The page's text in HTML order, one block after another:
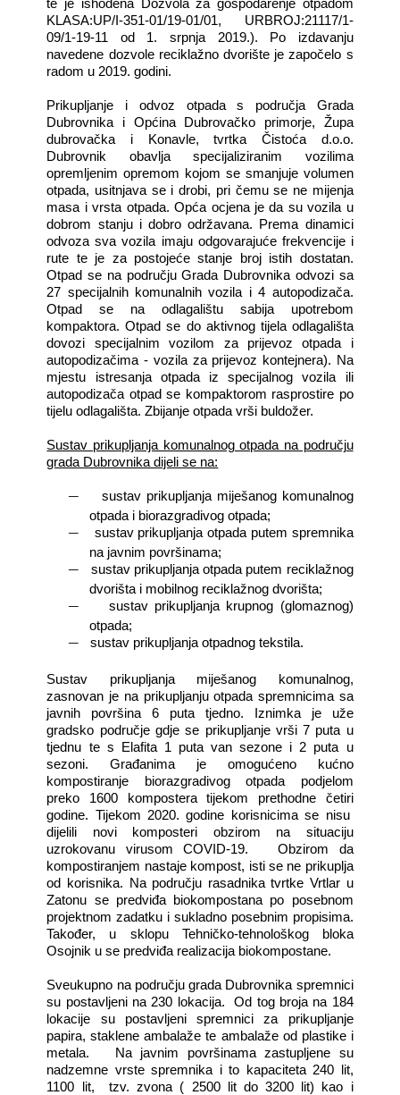
te je ishođena Dozvola za gospodarenje otpadom
KLASA:UP/I-351-01/19-01/01, URBROJ:21117/1-
09/1-19-11 od 1. srpnja 2019.). Po izdavanju
navedene dozvole reciklažno dvorište je započelo s
radom u 2019. godini.
Prikupljanje i odvoz otpada s područja Grada
Dubrovnika i Općina Dubrovačko primorje, Župa
dubrovačka i Konavle, tvrtka Čistoća d.o.o.
Dubrovnik obavlja specijaliziranim vozilima
opremljenim opremom kojom se smanjuje volumen
otpada, usitnjava se i drobi, pri čemu se ne mijenja
masa i vrsta otpada. Opća ocjena je da su vozila u
dobrom stanju i dobro održavana. Prema dinamici
odvoza sva vozila imaju odgovarajuće frekvencije i
rute te je za postojeće stanje broj istih dostatan.
Otpad se na području Grada Dubrovnika odvozi sa
27 specijalnih komunalnih vozila i 4 autopodizača.
Otpad se na odlagalištu sabija upotrebom
kompaktora. Otpad se do aktivnog tijela odlagališta
dovozi specijalnim vozilom za prijevoz otpada i
autopodizačima - vozila za prijevoz kontejnera). Na
mjestu istresanja otpada iz specijalnog vozila ili
autopodizača otpad se kompaktorom rasprostire po
tijelu odlagališta. Zbijanje otpada vrši buldožer.
Sustav prikupljanja komunalnog otpada na području
grada Dubrovnika dijeli se na:
―
sustav prikupljanja miješanog komunalnog
otpada i biorazgradivog otpada;
―
sustav prikupljanja otpada putem spremnika
na javnim površinama;
―
sustav prikupljanja otpada putem reciklažnog
dvorišta i mobilnog reciklažnog dvorišta;
―
sustav prikupljanja krupnog (glomaznog)
otpada;
― sustav prikupljanja otpadnog tekstila.
Sustav prikupljanja miješanog komunalnog,
zasnovan je na prikupljanju otpada spremnicima sa
javnih površina 6 puta tjedno. Iznimka je uže
gradsko područje gdje se prikupljanje vrši 7 puta u
tjednu te s Elafita 1 puta van sezone i 2 puta u
sezoni. Građanima je omogućeno kućno
kompostiranje biorazgradivog otpada podjelom
preko 1600 kompostera tijekom prethodne četiri
godine. Tijekom 2020. godine korisnicima se nisu
dijelili novi komposteri obzirom na situaciju
uzrokovanu virusom COVID-19.
Obzirom da
kompostiranjem nastaje kompost, isti se ne prikuplja
od korisnika. Na području rasadnika tvrtke Vrtlar u
Zatonu se predviđa biokompostana po posebnom
projektnom zadatku i sukladno posebnim propisima.
Također, u sklopu Tehničko-tehnološkog bloka
Osojnik u se predviđa realizacija biokompostane.
Sveukupno na području grada Dubrovnika spremnici
su postavljeni na 230 lokacija.
Od tog broja na 184
lokacije su postavljeni spremnici za prikupljanje
papira, staklene ambalaže te ambalaže od plastike i
metala.
Na javnim površinama zastupljene su
nadzemne vrste spremnika i to kapaciteta 240 lit,
1100 lit,
tzv. zvona ( 2500 lit do 3200 lit) kao i